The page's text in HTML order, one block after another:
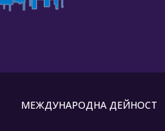
МЕЖДУНАРОДНА ДЕЙНОСТ